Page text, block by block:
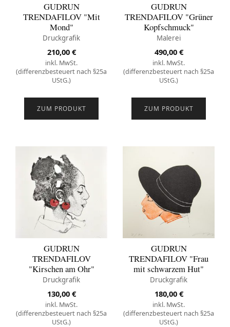
GUDRUN
TRENDAFILOV "Mit
Mond"
Druckgrafik
210,00 €
inkl. MwSt.
(differenzbesteuert nach §25a
UStG.)
ZUM PRODUKT
GUDRUN
TRENDAFILOV "Grüner
Kopfschmuck"
Malerei
490,00 €
inkl. MwSt.
(differenzbesteuert nach §25a
UStG.)
ZUM PRODUKT
GUDRUN
TRENDAFILOV
"Kirschen am Ohr"
Druckgrafik
130,00 €
inkl. MwSt.
(differenzbesteuert nach §25a
UStG.)
GUDRUN
TRENDAFILOV "Frau
mit schwarzem Hut"
Druckgrafik
180,00 €
inkl. MwSt.
(differenzbesteuert nach §25a
UStG.)